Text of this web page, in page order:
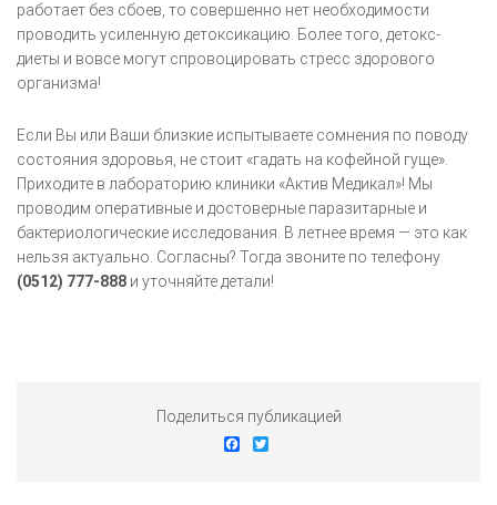
работает без сбоев, то совершенно нет необходимости
проводить усиленную детоксикацию. Более того, детокс-
диеты и вовсе могут спровоцировать стресс здорового
организма!
Если Вы или Ваши близкие испытываете сомнения по поводу
состояния здоровья, не стоит «гадать на кофейной гуще».
Приходите в лабораторию клиники «Актив Медикал»! Мы
проводим оперативные и достоверные паразитарные и
бактериологические исследования. В летнее время — это как
нельзя актуально. Согласны? Тогда звоните по телефону
(0512) 777-888 и уточняйте детали!
Поделиться публикацией
Facebook